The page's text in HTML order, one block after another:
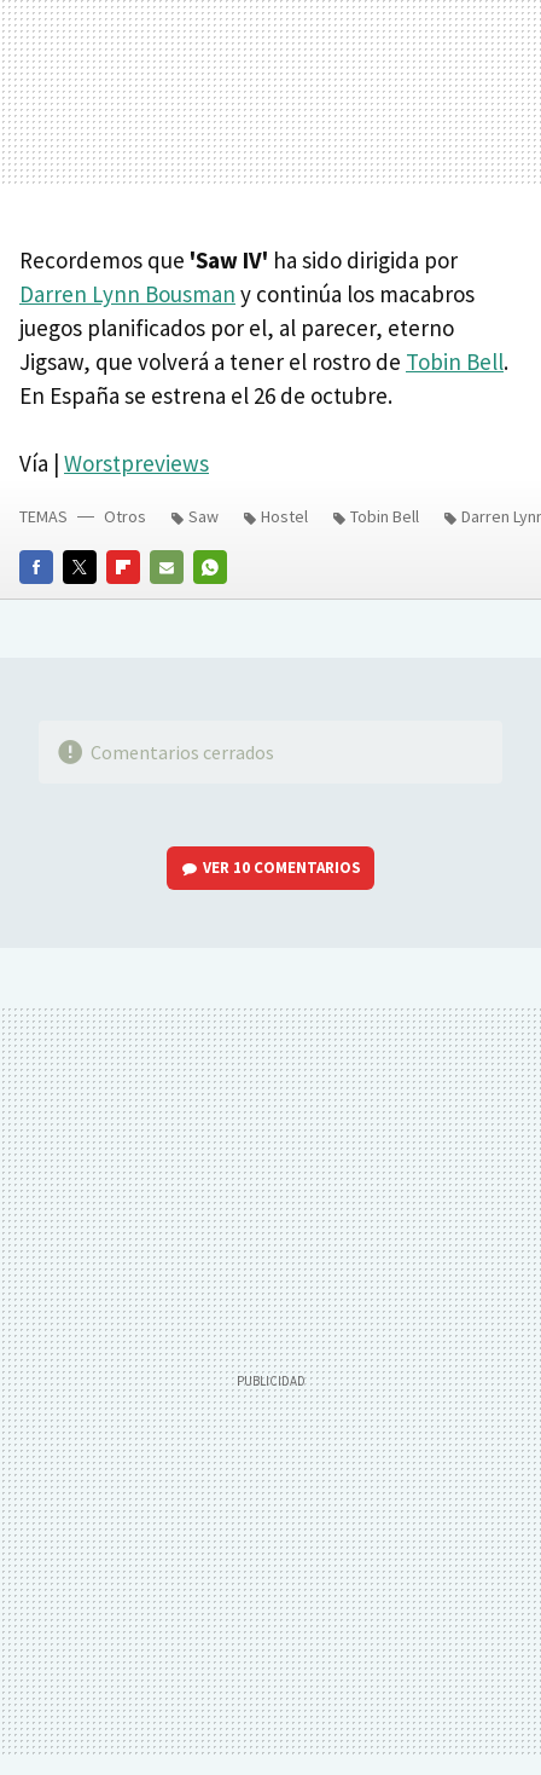
Recordemos que 'Saw IV' ha sido dirigida por
Darren Lynn Bousman y continúa los macabros
juegos planificados por el, al parecer, eterno
Jigsaw, que volverá a tener el rostro de Tobin Bell.
En España se estrena el 26 de octubre.
Vía | Worstpreviews
FACEBOOKTWITTERFLIPBOARD
E-
WHATSAPP
TEMAS Otros Saw Hostel Tobin Bell Darren
Comentarios cerrados
VER 10 COMENTARIOS